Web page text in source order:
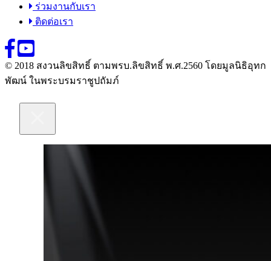
ร่วมงานกับเรา
ติดต่อเรา
© 2018 สงวนลิขสิทธิ์ ตามพรบ.ลิขสิทธิ์ พ.ศ.2560 โดยมูลนิธิอุทก
พัฒน์ ในพระบรมราชูปถัมภ์